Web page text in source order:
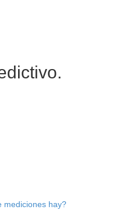
mediciones hay?